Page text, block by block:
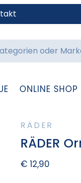
ONLINE SHOP
RÄDER
RÄDER
€ 12,90